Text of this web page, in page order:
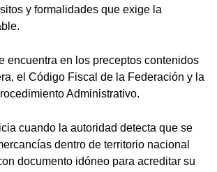
y formalidades que exige la
encuentra en los preceptos contenidos
el Código Fiscal de la Federación y la
Administrativo.
cuando la autoridad detecta que se
dentro de territorio nacional
documento idóneo para acreditar su